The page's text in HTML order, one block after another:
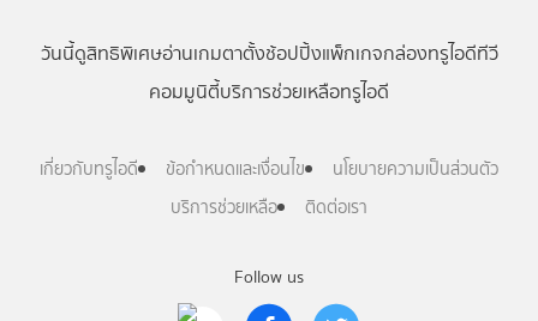
Follow us
วันนี้ดูสิทธิพิเศษอ่านเกมตาตั้งช้อปปิ้งแพ็กเกจกล่องทรูไอดีทีวี
คอมมูนิตี้บริการช่วยเหลือทรูไอดี
เกี่ยวกับทรูไอดี ข้อกำหนดและเงื่อนไข
นโยบายความเป็นส่วนตัว
บริการช่วยเหลือ
ติดต่อเรา